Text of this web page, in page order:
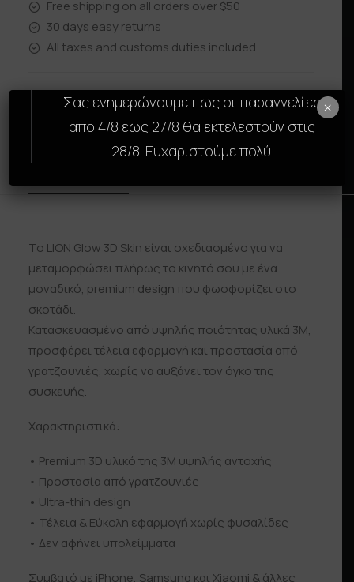
Free shipping on all orders over $50
30 days easy returns
All taxes and customs duties included
Το LION Glow 3D Skin είναι σχεδιασμένο για να
μεταμορφώσει πλήρως το κινητό σου με ένα
μοναδικό, premium design που φωσφορίζει στο
σκοτάδι.
Κατασκευασμένο από υψηλής ποιότητας υλικά 3M,
προσφέρει τέλεια εφαρμογή και προστασία από
γρατζουνιές, χωρίς να αυξάνει τον όγκο της
συσκευής.
Χαρακτηριστικά:
• Premium 3D υλικό της 3Μ υψηλής αντοχής
• Προστασία από γρατζουνιές
• Ultra-thin design
• Τέλεια & Εύκολη εφαρμογή χωρίς φυσαλίδες
• Δεν αφήνει υπολείμματα
Συμβατό με iPhone, Samsung και Xiaomi & άλλες
Σας ενημερώνουμε πως οι παραγγελίες
απο 4/8 εως 27/8 θα εκτελεστούν στις
28/8. Ευχαριστούμε πολύ.
×